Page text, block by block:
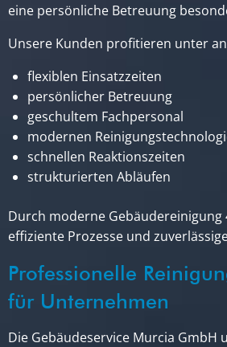
eine persönliche Betreuung
Unsere Kunden profitieren unter
flexiblen Einsatzzeiten
persönlicher Betreuung
geschultem Fachpersonal
modernen
schnellen Reaktionszeiten
strukturierten Abläufen
Durch moderne Gebäudereinigung
effiziente Prozesse und
Professionelle
für Unternehmen
Die Gebäudeservice Murcia GmbH